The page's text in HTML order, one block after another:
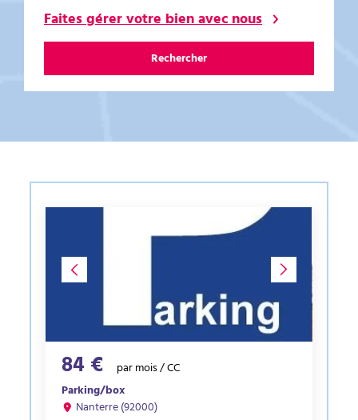
Faites gérer votre bien avec nous
Rechercher
84 €
par mois / CC
Parking/box
Nanterre (92000)